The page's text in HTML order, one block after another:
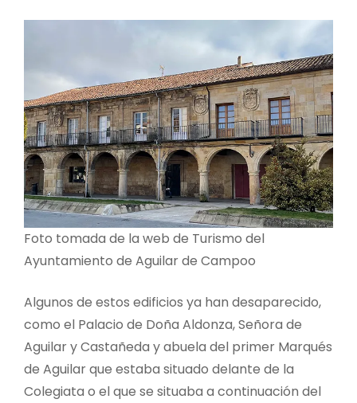
Foto tomada de la web de Turismo del
Ayuntamiento de Aguilar de Campoo
Algunos de estos edificios ya han desaparecido,
como el Palacio de Doña Aldonza, Señora de
Aguilar y Castañeda y abuela del primer Marqués
de Aguilar que estaba situado delante de la
Colegiata o el que se situaba a continuación del